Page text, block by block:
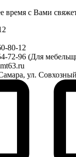
с Вами
80-12
72-96 (Для
ул.